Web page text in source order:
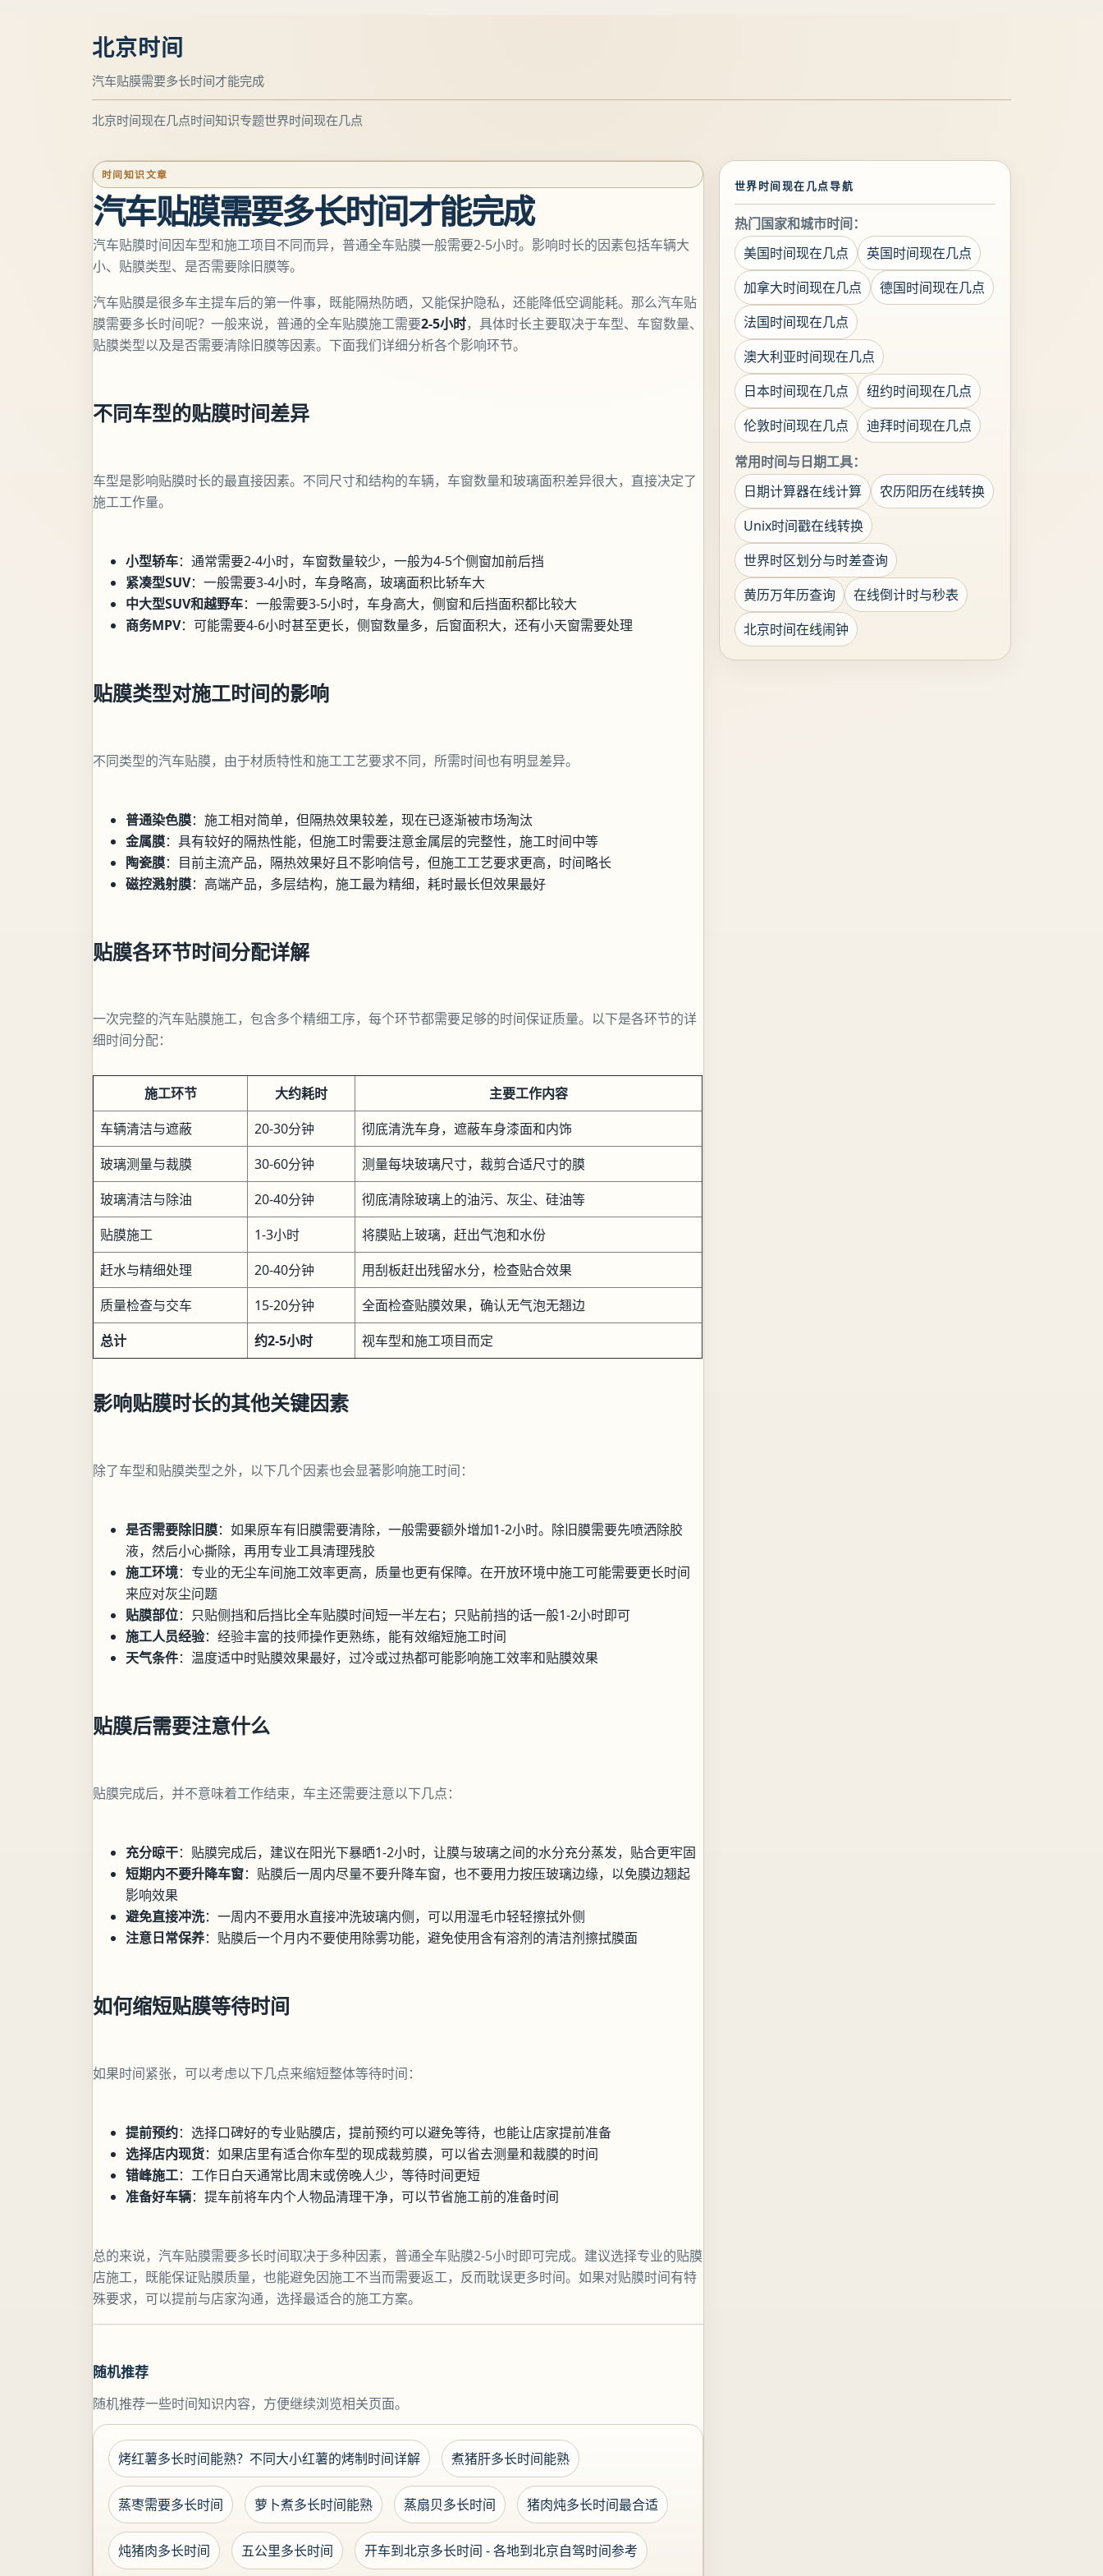
北京时间
汽车贴膜需要多长时间才能完成
北京时间现在几点时间知识专题世界时间现在几点
时间知识文章
汽车贴膜需要多长时间才能完成
汽车贴膜时间因车型和施工项目不同而异，普通全车贴膜一般需要2-5小时。影响时长的因素包括车辆大
小、贴膜类型、是否需要除旧膜等。
汽车贴膜是很多车主提车后的第一件事，既能隔热防晒，又能保护隐私，还能降低空调能耗。那么汽车贴
膜需要多长时间呢？一般来说，普通的全车贴膜施工需要2-5小时，具体时长主要取决于车型、车窗数量、
贴膜类型以及是否需要清除旧膜等因素。下面我们详细分析各个影响环节。
不同车型的贴膜时间差异
车型是影响贴膜时长的最直接因素。不同尺寸和结构的车辆，车窗数量和玻璃面积差异很大，直接决定了
施工工作量。
小型轿车：通常需要2-4小时，车窗数量较少，一般为4-5个侧窗加前后挡
紧凑型SUV：一般需要3-4小时，车身略高，玻璃面积比轿车大
中大型SUV和越野车：一般需要3-5小时，车身高大，侧窗和后挡面积都比较大
商务MPV：可能需要4-6小时甚至更长，侧窗数量多，后窗面积大，还有小天窗需要处理
贴膜类型对施工时间的影响
不同类型的汽车贴膜，由于材质特性和施工工艺要求不同，所需时间也有明显差异。
普通染色膜：施工相对简单，但隔热效果较差，现在已逐渐被市场淘汰
金属膜：具有较好的隔热性能，但施工时需要注意金属层的完整性，施工时间中等
陶瓷膜：目前主流产品，隔热效果好且不影响信号，但施工工艺要求更高，时间略长
磁控溅射膜：高端产品，多层结构，施工最为精细，耗时最长但效果最好
贴膜各环节时间分配详解
一次完整的汽车贴膜施工，包含多个精细工序，每个环节都需要足够的时间保证质量。以下是各环节的详
细时间分配：
施工环节 大约耗时
主要工作内容
车辆清洁与遮蔽
20-30分钟
彻底清洗车身，遮蔽车身漆面和内饰
玻璃测量与裁膜
30-60分钟
测量每块玻璃尺寸，裁剪合适尺寸的膜
玻璃清洁与除油
20-40分钟
彻底清除玻璃上的油污、灰尘、硅油等
贴膜施工
1-3小时
将膜贴上玻璃，赶出气泡和水份
赶水与精细处理
20-40分钟
用刮板赶出残留水分，检查贴合效果
质量检查与交车
15-20分钟
全面检查贴膜效果，确认无气泡无翘边
总计
约2-5小时 视车型和施工项目而定
影响贴膜时长的其他关键因素
除了车型和贴膜类型之外，以下几个因素也会显著影响施工时间：
是否需要除旧膜：如果原车有旧膜需要清除，一般需要额外增加1-2小时。除旧膜需要先喷洒除胶
液，然后小心撕除，再用专业工具清理残胶
施工环境：专业的无尘车间施工效率更高，质量也更有保障。在开放环境中施工可能需要更长时间
来应对灰尘问题
贴膜部位：只贴侧挡和后挡比全车贴膜时间短一半左右；只贴前挡的话一般1-2小时即可
施工人员经验：经验丰富的技师操作更熟练，能有效缩短施工时间
天气条件：温度适中时贴膜效果最好，过冷或过热都可能影响施工效率和贴膜效果
贴膜后需要注意什么
贴膜完成后，并不意味着工作结束，车主还需要注意以下几点：
充分晾干：贴膜完成后，建议在阳光下暴晒1-2小时，让膜与玻璃之间的水分充分蒸发，贴合更牢固
短期内不要升降车窗：贴膜后一周内尽量不要升降车窗，也不要用力按压玻璃边缘，以免膜边翘起
影响效果
避免直接冲洗：一周内不要用水直接冲洗玻璃内侧，可以用湿毛巾轻轻擦拭外侧
注意日常保养：贴膜后一个月内不要使用除雾功能，避免使用含有溶剂的清洁剂擦拭膜面
如何缩短贴膜等待时间
如果时间紧张，可以考虑以下几点来缩短整体等待时间：
提前预约：选择口碑好的专业贴膜店，提前预约可以避免等待，也能让店家提前准备
选择店内现货：如果店里有适合你车型的现成裁剪膜，可以省去测量和裁膜的时间
错峰施工：工作日白天通常比周末或傍晚人少，等待时间更短
准备好车辆：提车前将车内个人物品清理干净，可以节省施工前的准备时间
总的来说，汽车贴膜需要多长时间取决于多种因素，普通全车贴膜2-5小时即可完成。建议选择专业的贴膜
店施工，既能保证贴膜质量，也能避免因施工不当而需要返工，反而耽误更多时间。如果对贴膜时间有特
殊要求，可以提前与店家沟通，选择最适合的施工方案。
随机推荐
随机推荐一些时间知识内容，方便继续浏览相关页面。
烤红薯多长时间能熟？不同大小红薯的烤制时间详解 煮猪肝多长时间能熟
蒸枣需要多长时间 萝卜煮多长时间能熟 蒸扇贝多长时间 猪肉炖多长时间最合适
炖猪肉多长时间 五公里多长时间 开车到北京多长时间 - 各地到北京自驾时间参考
世界时间现在几点导航
热门国家和城市时间：
美国时间现在几点
英国时间现在几点
加拿大时间现在几点
德国时间现在几点
法国时间现在几点
澳大利亚时间现在几点
日本时间现在几点
纽约时间现在几点
伦敦时间现在几点
迪拜时间现在几点
常用时间与日期工具：
日期计算器在线计算
农历阳历在线转换
Unix时间戳在线转换
世界时区划分与时差查询
黄历万年历查询
在线倒计时与秒表
北京时间在线闹钟